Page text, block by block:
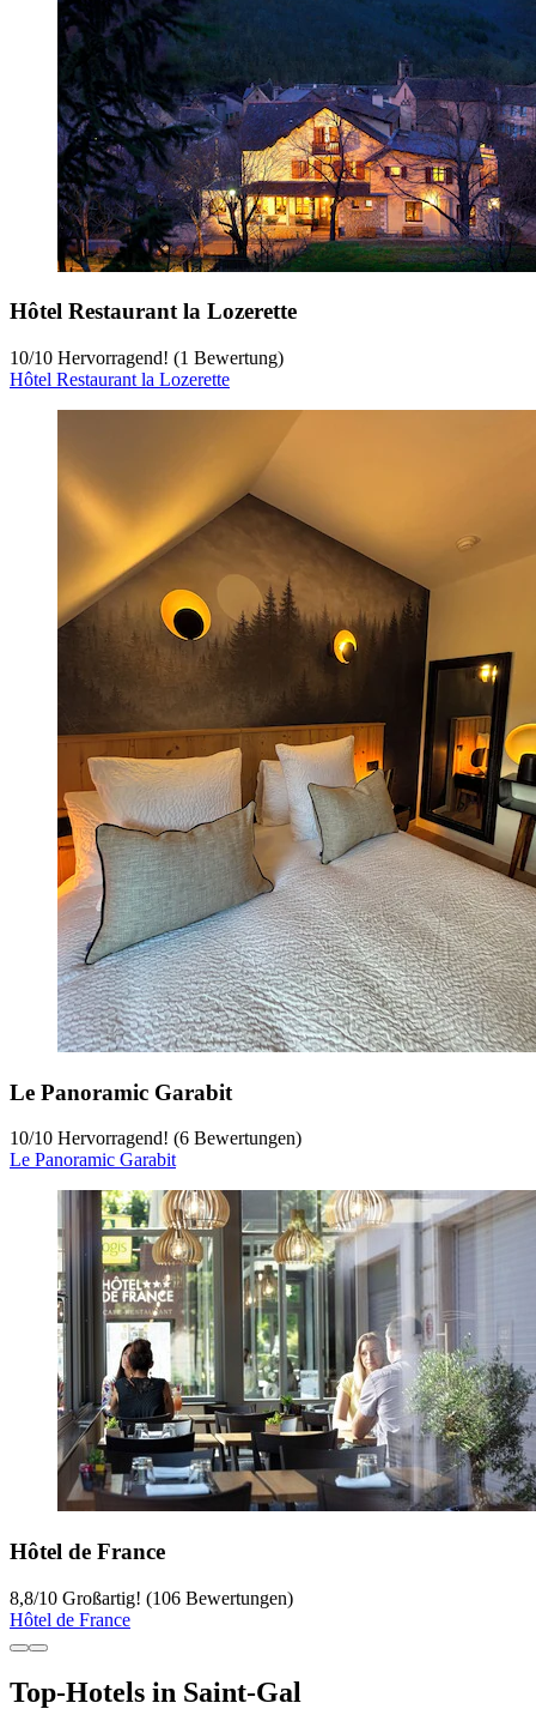
Hôtel Restaurant la Lozerette
10/10 Hervorragend! (1 Bewertung)
Hôtel Restaurant la Lozerette
Le Panoramic Garabit
10/10 Hervorragend! (6 Bewertungen)
Le Panoramic Garabit
Hôtel de France
8,8/10 Großartig! (106 Bewertungen)
Hôtel de France
Top-Hotels in Saint-Gal